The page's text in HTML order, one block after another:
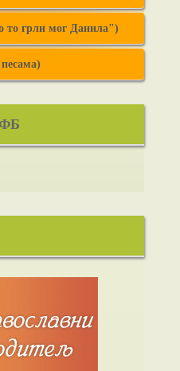
то грли мог Данила")